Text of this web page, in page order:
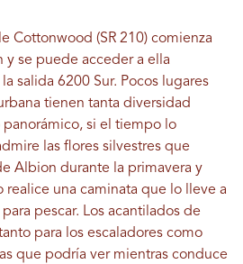
Cottonwood (SR 210) comienza
y se puede acceder a ella
salida 6200 Sur. Pocos lugares
tienen tanta diversidad
panorámico, si el tiempo lo
las flores silvestres que
Albion durante la primavera y
realice una caminata que lo lleve a
pescar. Los acantilados de
para los escaladores como
que podría ver mientras conduce